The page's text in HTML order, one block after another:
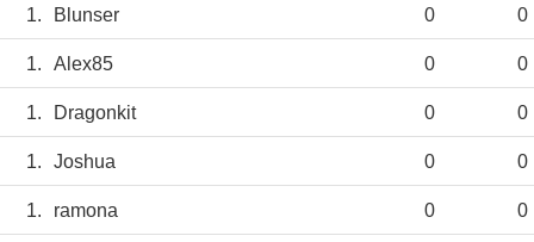
1. Blunser 0 0
1. Alex85 0 0
1. Dragonkit 0 0
1. Joshua 0 0
1. ramona 0 0